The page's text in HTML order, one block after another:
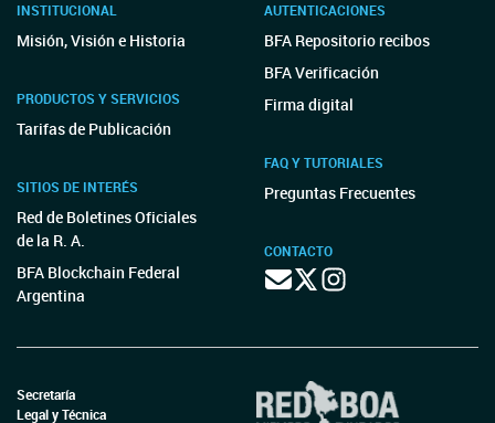
INSTITUCIONAL
Misión, Visión e Historia
PRODUCTOS Y SERVICIOS
Tarifas de Publicación
SITIOS DE INTERÉS
Red de Boletines Oficiales
de la R. A.
BFA Blockchain Federal
Argentina
AUTENTICACIONES
BFA Repositorio recibos
BFA Verificación
Firma digital
FAQ Y TUTORIALES
Preguntas Frecuentes
CONTACTO
Secretaría
Legal y Técnica